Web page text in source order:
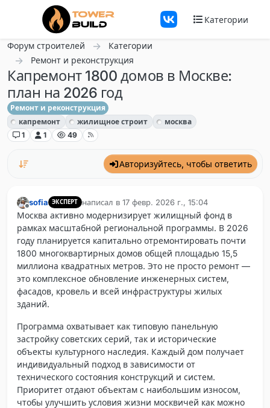
Перейти к содержанию
Категории
Форум строителей
Категории
Ремонт и реконструкция
Капремонт 1800 домов в Москве:
план на 2026 год
Ремонт и реконструкция
капремонт
жилищное строит
москва
1
1 49
Авторизуйтесь, чтобы ответить
Не в сети
sofia ЭКСПЕРТ написал в 17 февр. 2026 г., 15:04
отредактировано
Москва активно модернизирует жилищный фонд в
рамках масштабной региональной программы. В 2026
году планируется капитально отремонтировать почти
1800 многоквартирных домов общей площадью 15,5
миллиона квадратных метров. Это не просто ремонт —
это комплексное обновление инженерных систем,
фасадов, кровель и всей инфраструктуры жилых
зданий.
Программа охватывает как типовую панельную
застройку советских серий, так и исторические
объекты культурного наследия. Каждый дом получает
индивидуальный подход в зависимости от
технического состояния конструкций и систем.
Приоритет отдают объектам с наибольшим износом,
чтобы улучшить условия жизни москвичей как можно